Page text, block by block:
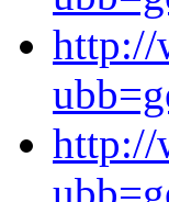
http://
http://